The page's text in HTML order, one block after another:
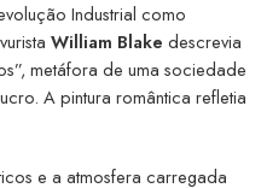
Industrial como
William Blake descrevia
metáfora de uma sociedade
A pintura romântica refletia
e a atmosfera carregada